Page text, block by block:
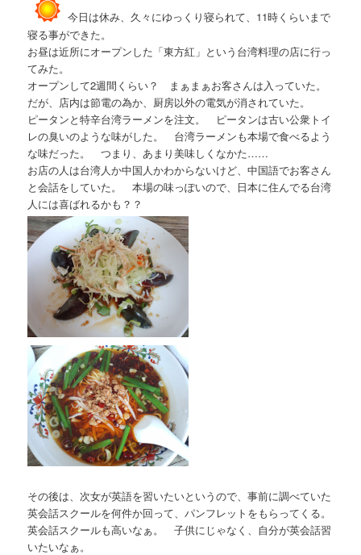
今日は休み、久々にゆっくり寝られて、11時くらいまで
寝る事ができた。
お昼は近所にオープンした「東方紅」という台湾料理の店に行っ
てみた。
オープンして2週間くらい？ まぁまぁお客さんは入っていた。
だが、店内は節電の為か、厨房以外の電気が消されていた。
ピータンと特辛台湾ラーメンを注文。 ピータンは古い公衆トイ
レの臭いのような味がした。 台湾ラーメンも本場で食べるよう
な味だった。 つまり、あまり美味しくなかた……
お店の人は台湾人か中国人かわからないけど、中国語でお客さん
と会話をしていた。 本場の味っぽいので、日本に住んでる台湾
人には喜ばれるかも？？
その後は、次女が英語を習いたいというので、事前に調べていた
英会話スクールを何件か回って、パンフレットをもらってくる。
英会話スクールも高いなぁ。 子供にじゃなく、自分が英会話習
いたいなぁ。